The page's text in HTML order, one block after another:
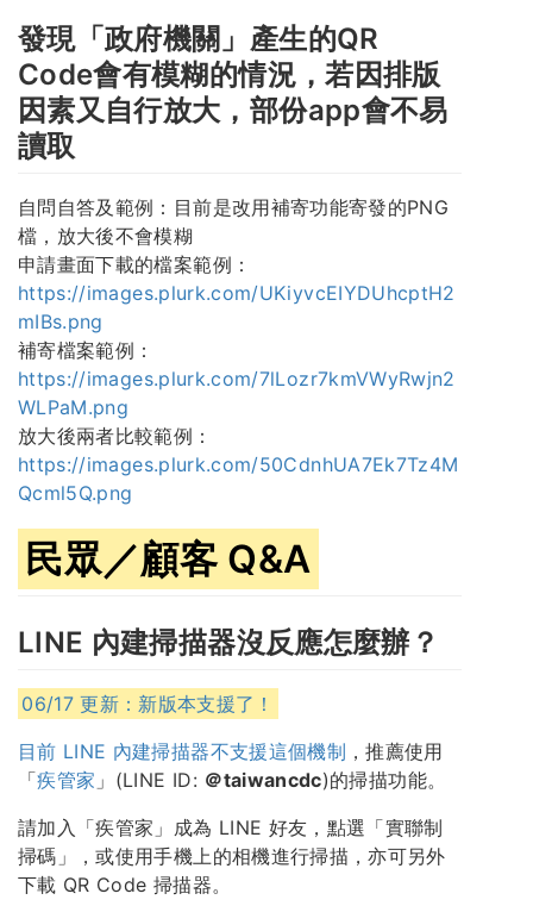
發現「政府機關」產生的QR
Code會有模糊的情況，若因排版
因素又自行放大，部份app會不易
讀取
自問自答及範例：目前是改用補寄功能寄發的PNG
檔，放大後不會模糊
申請畫面下載的檔案範例：
https://images.plurk.com/UKiyvcEIYDUhcptH2
mIBs.png
補寄檔案範例：
https://images.plurk.com/7lLozr7kmVWyRwjn2
WLPaM.png
放大後兩者比較範例：
https://images.plurk.com/50CdnhUA7Ek7Tz4M
Qcml5Q.png
民眾／顧客 Q&A
LINE 內建掃描器沒反應怎麼辦？
06/17 更新：新版本支援了！
目前 LINE 內建掃描器不支援這個機制 ，推薦使用
「疾管家 」(LINE ID: ＠taiwancdc)的掃描功能。
請加入「疾管家」成為 LINE 好友，點選「實聯制
掃碼」，或使用手機上的相機進行掃描，亦可另外
下載 QR Code 掃描器。